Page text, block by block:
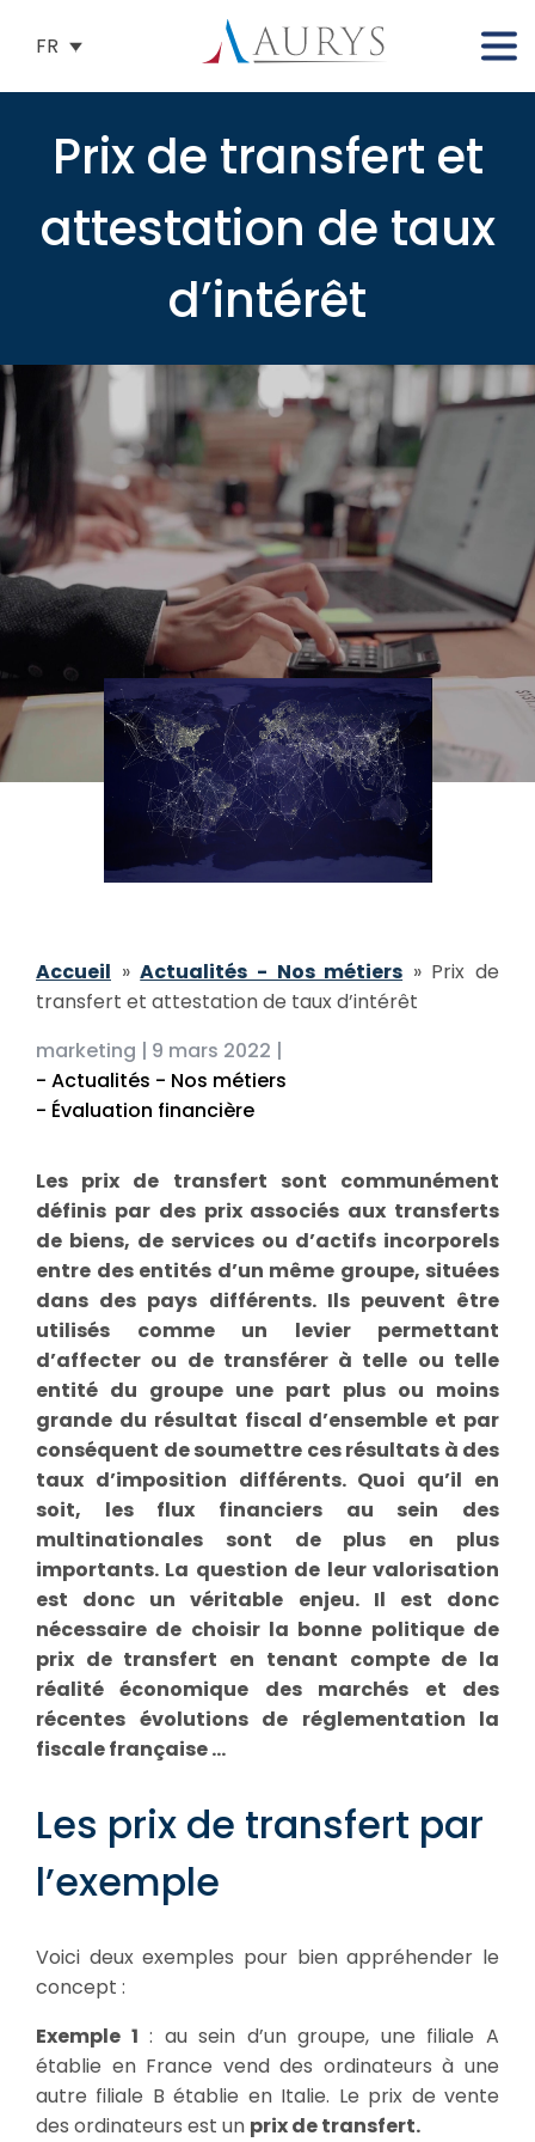
FR
Prix de transfert et
attestation de taux
d’intérêt
Accueil »Actualités - Nos métiers » Prix de
transfert et attestation de taux d’intérêt
marketing | 9 mars 2022 |
- Actualités - Nos métiers
- Évaluation financière
Les prix de transfert sont communément
définis par des prix associés aux transferts
de biens, de services ou d’actifs incorporels
entre des entités d’un même groupe, situées
dans des pays différents. Ils peuvent être
utilisés comme un levier permettant
d’affecter ou de transférer à telle ou telle
entité du groupe une part plus ou moins
grande du résultat fiscal d’ensemble et par
conséquent de soumettre ces résultats à des
taux d’imposition différents. Quoi qu’il en
soit, les flux financiers au sein des
multinationales sont de plus en plus
importants. La question de leur valorisation
est donc un véritable enjeu. Il est donc
nécessaire de choisir la bonne politique de
prix de transfert en tenant compte de la
réalité économique des marchés et des
récentes évolutions de réglementation la
fiscale française …
Les prix de transfert par
l’exemple
Voici deux exemples pour bien appréhender le
concept :
Exemple 1 : au sein d’un groupe, une filiale A
établie en France vend des ordinateurs à une
autre filiale B établie en Italie. Le prix de vente
des ordinateurs est un prix de transfert.